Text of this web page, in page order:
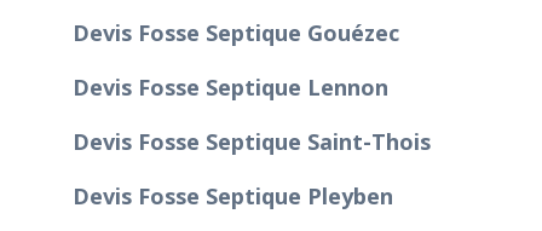
Devis Fosse Septique Gouézec
Devis Fosse Septique Lennon
Devis Fosse Septique Saint-Thois
Devis Fosse Septique Pleyben